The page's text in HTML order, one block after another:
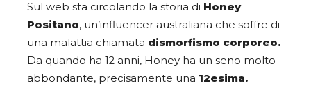
Sul web sta circolando la storia di Honey
Positano, un’influencer australiana che soffre di
una malattia chiamata dismorfismo corporeo.
Da quando ha 12 anni, Honey ha un seno molto
abbondante, precisamente una 12esima.